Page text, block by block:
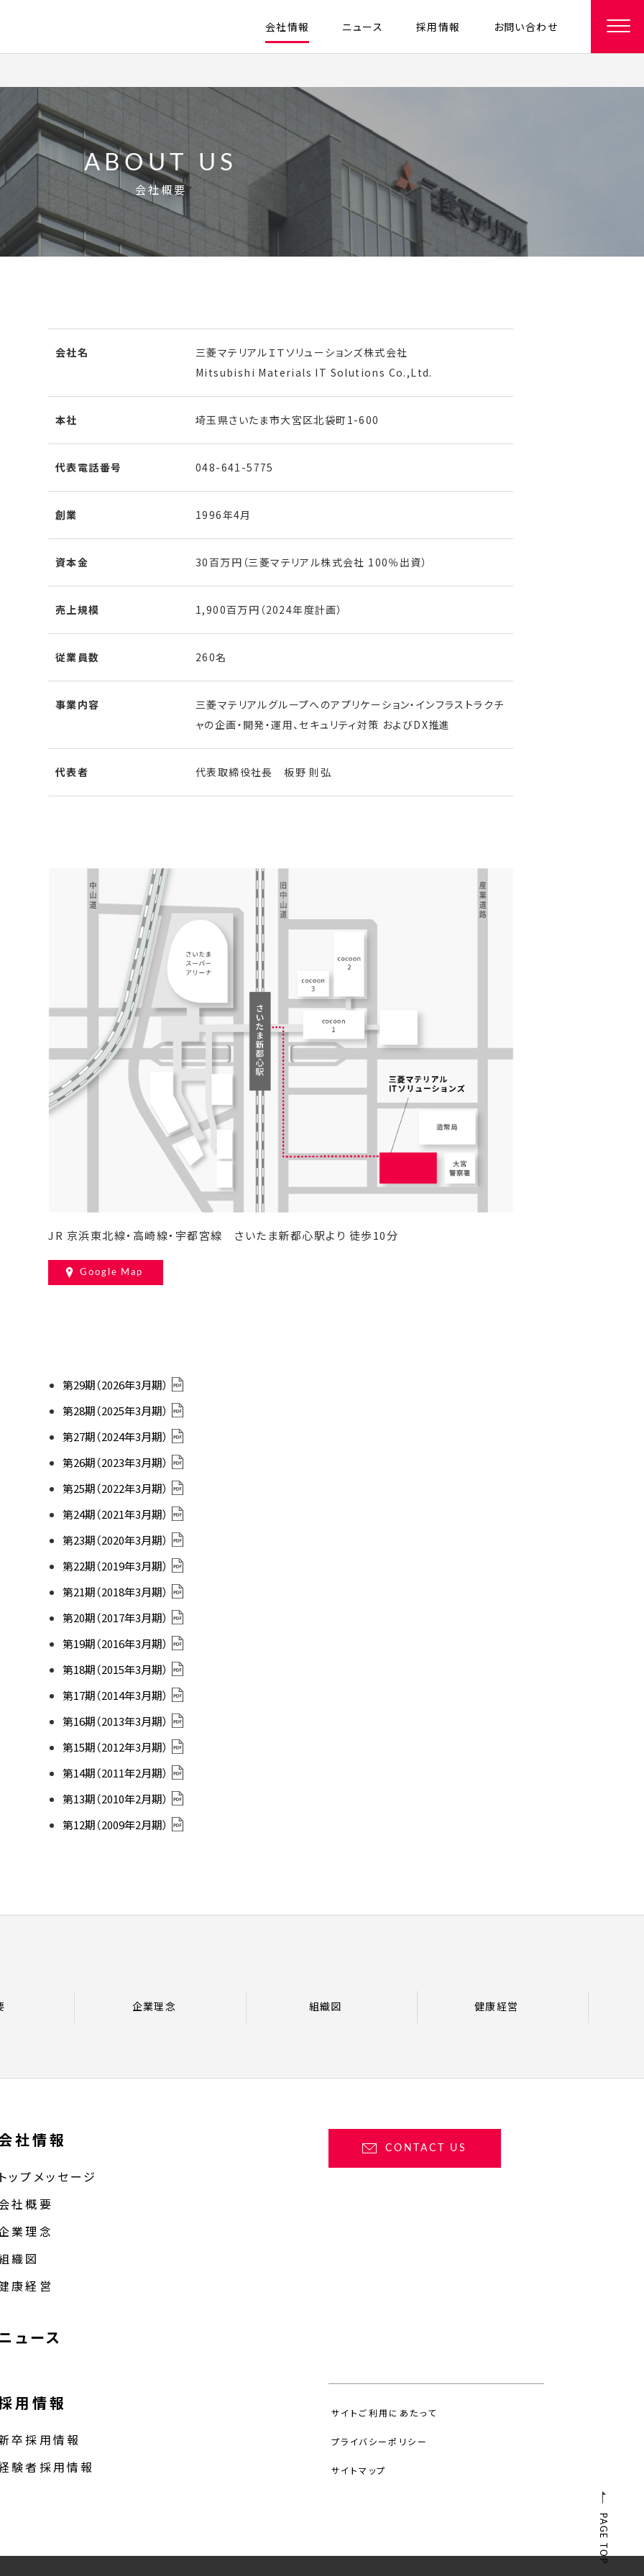
会社情報 ニュース 採用情報 お問い合わせ
ABOUT US
会社概要
会社名
三菱マテリアルＩＴソリューションズ株式会社
Mitsubishi Materials IT Solutions Co.,Ltd.
本社 埼玉県さいたま市大宮区北袋町1-600
代表電話番号 048-641-5775
創業 1996年4月
資本金 30百万円（三菱マテリアル株式会社 100％出資）
売上規模 1,900百万円（2024年度計画）
従業員数 260名
事業内容
三菱マテリアルグループへのアプリケーション・インフラストラクチ
ャの企画・開発・運用、セキュリティ対策 およびDX推進
代表者 代表取締役社長 板野 則弘
JR 京浜東北線・高崎線・宇都宮線 さいたま新都心駅より 徒歩10分
Google Map
第29期（2026年3月期）
第28期（2025年3月期）
第27期（2024年3月期）
第26期（2023年3月期）
第25期（2022年3月期）
第24期（2021年3月期）
第23期（2020年3月期）
第22期（2019年3月期）
第21期（2018年3月期）
第20期（2017年3月期）
第19期（2016年3月期）
第18期（2015年3月期）
第17期（2014年3月期）
第16期（2013年3月期）
第15期（2012年3月期）
第14期（2011年2月期）
第13期（2010年2月期）
第12期（2009年2月期）
企業理念 組織図 健康経営
社情報
ップメッセージ
社概要
業理念
織図
康経営
ュース
用情報
卒採用情報
験者採用情報
CONTACT US
サイトご利用にあたって
プライバシーポリシー
サイトマップ
PAGE TOP